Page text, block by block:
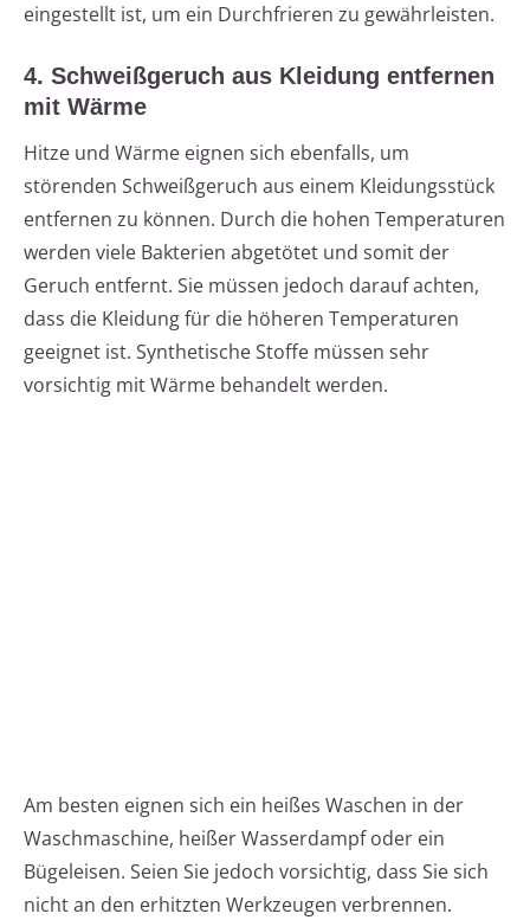
eingestellt ist, um ein Durchfrieren zu gewährleisten.
4. Schweißgeruch aus Kleidung entfernen
mit Wärme
Hitze und Wärme eignen sich ebenfalls, um
störenden Schweißgeruch aus einem Kleidungsstück
entfernen zu können. Durch die hohen Temperaturen
werden viele Bakterien abgetötet und somit der
Geruch entfernt. Sie müssen jedoch darauf achten,
dass die Kleidung für die höheren Temperaturen
geeignet ist. Synthetische Stoffe müssen sehr
vorsichtig mit Wärme behandelt werden.
Am besten eignen sich ein heißes Waschen in der
Waschmaschine, heißer Wasserdampf oder ein
Bügeleisen. Seien Sie jedoch vorsichtig, dass Sie sich
nicht an den erhitzten Werkzeugen verbrennen.